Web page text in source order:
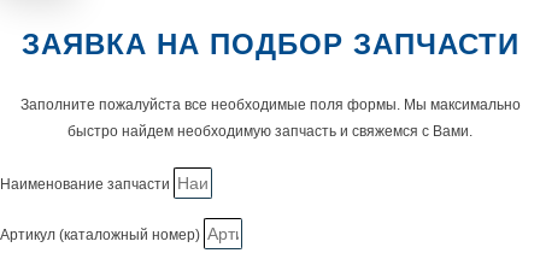
ЗАЯВКА НА ПОДБОР ЗАПЧАСТИ
Заполните пожалуйста все необходимые поля формы. Мы максимально
быстро найдем необходимую запчасть и свяжемся с Вами.
Наименование запчасти
Артикул (каталожный номер)